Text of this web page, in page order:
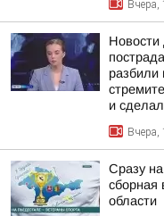
Вчера,
Новости
разбили
и
Вчера,
Сразу
сборная
области